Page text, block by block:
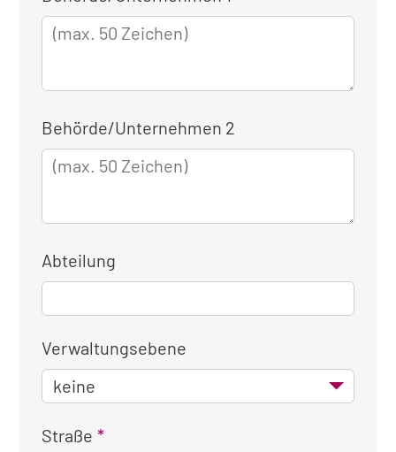
für
die
Behörde/Unternehmen 2
Abteilung
Verwaltungsebene
Straße